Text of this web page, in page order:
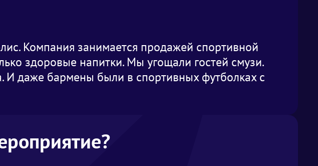
Компания занимается продажей спортивной
здоровые напитки. Мы угощали гостей смузи.
даже бармены были в спортивных футболках с